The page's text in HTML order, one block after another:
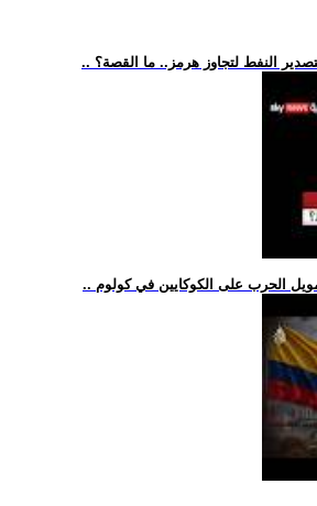
النفط لتجاوز هرمز.. ما القصة؟
الحرب على الكوكايين في كولوم